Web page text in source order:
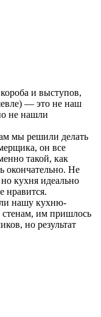
и выступов,
— это не наш
не нашли
мы решили делать
он все
такой, как
окончательно. Не
кухня идеально
нравится.
нашу кухню-
им пришлось
но результат